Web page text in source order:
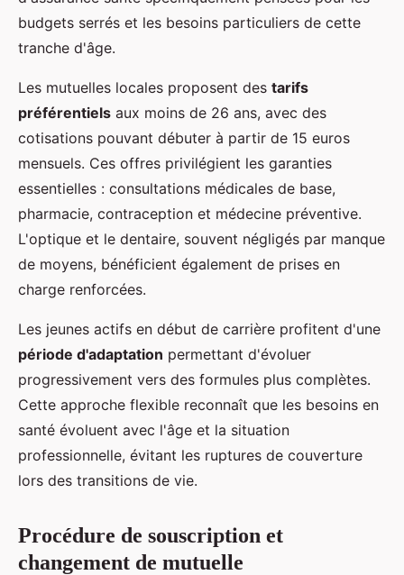
budgets serrés et les besoins particuliers de cette
tranche d'âge.
Les mutuelles locales proposent des tarifs
préférentiels aux moins de 26 ans, avec des
cotisations pouvant débuter à partir de 15 euros
mensuels. Ces offres privilégient les garanties
essentielles : consultations médicales de base,
pharmacie, contraception et médecine préventive.
L'optique et le dentaire, souvent négligés par manque
de moyens, bénéficient également de prises en
charge renforcées.
Les jeunes actifs en début de carrière profitent d'une
période d'adaptation permettant d'évoluer
progressivement vers des formules plus complètes.
Cette approche flexible reconnaît que les besoins en
santé évoluent avec l'âge et la situation
professionnelle, évitant les ruptures de couverture
lors des transitions de vie.
Procédure de souscription et
changement de mutuelle